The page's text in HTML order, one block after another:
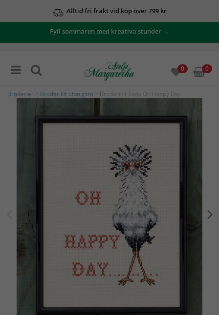
Alltid fri frakt vid köp över 799 kr
Fyll sommaren med kreativa stunder →
0 0
Broderier Broderikit utan garn > Broderikit Tavla Oh Happy Day